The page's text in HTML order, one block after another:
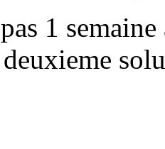
1
deuxieme